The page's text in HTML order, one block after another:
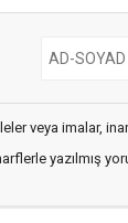
veya imalar,
yazılmış